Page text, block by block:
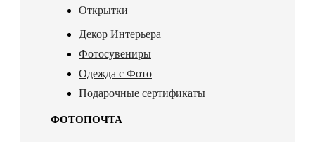
Открытки
Декор Интерьера
Фотосувениры
Одежда с Фото
Подарочные сертификаты
ФОТОПОЧТА